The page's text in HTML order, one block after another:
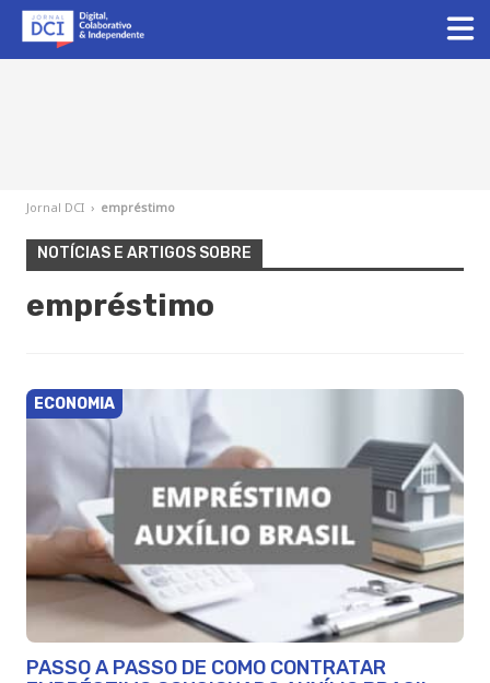
Jornal DCI › empréstimo
NOTÍCIAS E ARTIGOS SOBRE
empréstimo
ECONOMIA
PASSO A PASSO DE COMO CONTRATAR